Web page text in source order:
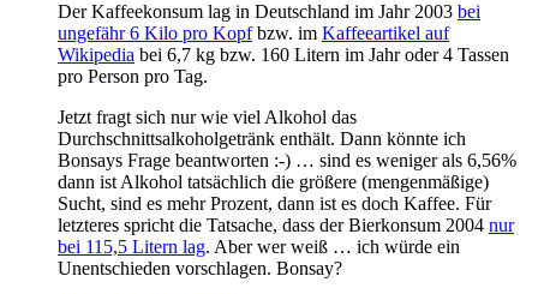
Der Kaffeekonsum lag in Deutschland im Jahr 2003 bei
ungefähr 6 Kilo pro Kopfbzw. im Kaffeeartikel auf
Wikipedia bei 6,7 kg bzw. 160 Litern im Jahr oder 4 Tassen
pro Person pro Tag.
Jetzt fragt sich nur wie viel Alkohol das
Durchschnittsalkoholgetränk enthält. Dann könnte ich
Bonsays Frage beantworten :-) … sind es weniger als 6,56%
dann ist Alkohol tatsächlich die größere (mengenmäßige)
Sucht, sind es mehr Prozent, dann ist es doch Kaffee. Für
letzteres spricht die Tatsache, dass der Bierkonsum 2004 nur
bei 115,5 Litern lag. Aber wer weiß … ich würde ein
Unentschieden vorschlagen. Bonsay?